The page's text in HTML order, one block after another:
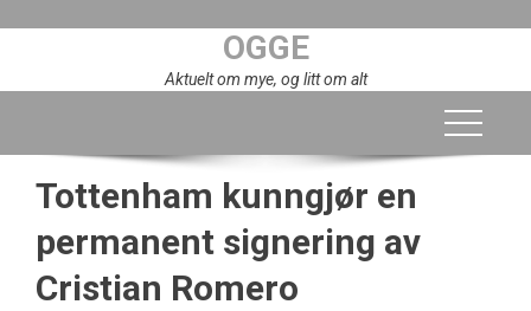
OGGE
Aktuelt om mye, og litt om alt
Tottenham kunngjør en
permanent signering av
Cristian Romero